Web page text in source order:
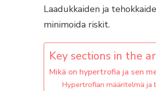
Laadukkaiden ja
minimoida riskit.
Key sections in the
Mikä on hypertrofia ja sen
Hypertrofian määritelmä ja